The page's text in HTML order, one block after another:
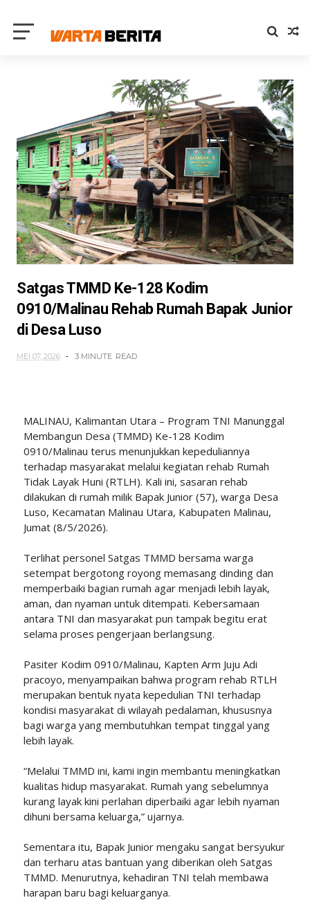
Satgas TMMD Ke-128 Kodim
0910/Malinau Rehab Rumah Bapak Junior
di Desa Luso
MEI 07, 2026 3 MINUTE READ
MALINAU, Kalimantan Utara – Program TNI Manunggal
Membangun Desa (TMMD) Ke-128 Kodim
0910/Malinau terus menunjukkan kepeduliannya
terhadap masyarakat melalui kegiatan rehab Rumah
Tidak Layak Huni (RTLH). Kali ini, sasaran rehab
dilakukan di rumah milik Bapak Junior (57), warga Desa
Luso, Kecamatan Malinau Utara, Kabupaten Malinau,
Jumat (8/5/2026).
Terlihat personel Satgas TMMD bersama warga
setempat bergotong royong memasang dinding dan
memperbaiki bagian rumah agar menjadi lebih layak,
aman, dan nyaman untuk ditempati. Kebersamaan
antara TNI dan masyarakat pun tampak begitu erat
selama proses pengerjaan berlangsung.
Pasiter Kodim 0910/Malinau, Kapten Arm Juju Adi
pracoyo, menyampaikan bahwa program rehab RTLH
merupakan bentuk nyata kepedulian TNI terhadap
kondisi masyarakat di wilayah pedalaman, khususnya
bagi warga yang membutuhkan tempat tinggal yang
lebih layak.
“Melalui TMMD ini, kami ingin membantu meningkatkan
kualitas hidup masyarakat. Rumah yang sebelumnya
kurang layak kini perlahan diperbaiki agar lebih nyaman
dihuni bersama keluarga,” ujarnya.
Sementara itu, Bapak Junior mengaku sangat bersyukur
dan terharu atas bantuan yang diberikan oleh Satgas
TMMD. Menurutnya, kehadiran TNI telah membawa
harapan baru bagi keluarganya.